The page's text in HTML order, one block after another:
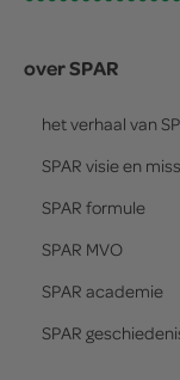
over SPAR
het verhaal van
SPAR visie en
SPAR formule
SPAR MVO
SPAR academie
SPAR